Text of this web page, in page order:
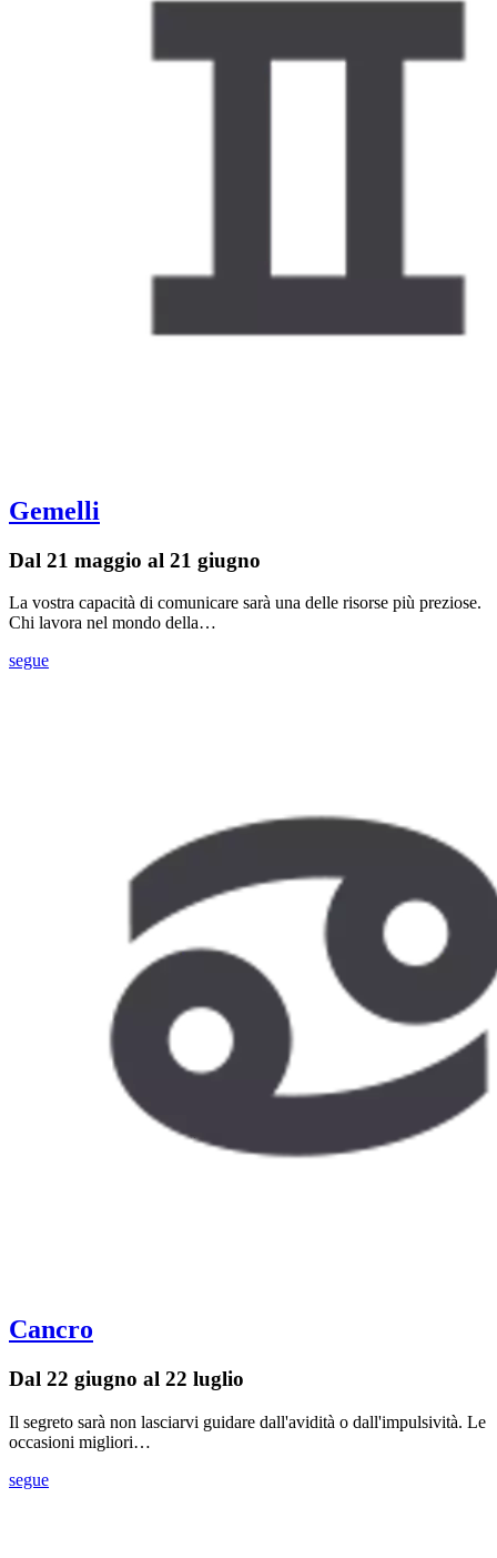
Gemelli
Dal 21 maggio al 21 giugno
La vostra capacità di comunicare sarà una delle risorse più preziose.
Chi lavora nel mondo della…
segue
Cancro
Dal 22 giugno al 22 luglio
Il segreto sarà non lasciarvi guidare dall'avidità o dall'impulsività. Le
occasioni migliori…
segue